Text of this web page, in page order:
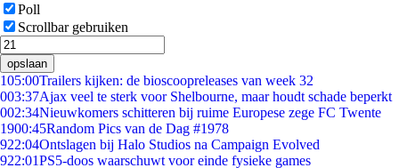
Poll
Scrollbar gebruiken
opslaan
105:00Trailers kijken: de bioscoopreleases van week 32
003:37Ajax veel te sterk voor Shelbourne, maar houdt schade beperkt
002:34Nieuwkomers schitteren bij ruime Europese zege FC Twente
1900:45Random Pics van de Dag #1978
922:04Ontslagen bij Halo Studios na Campaign Evolved
922:01PS5-doos waarschuwt voor einde fysieke games